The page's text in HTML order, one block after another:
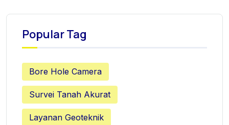
Popular Tag
Bore Hole Camera
Survei Tanah Akurat
Layanan Geoteknik